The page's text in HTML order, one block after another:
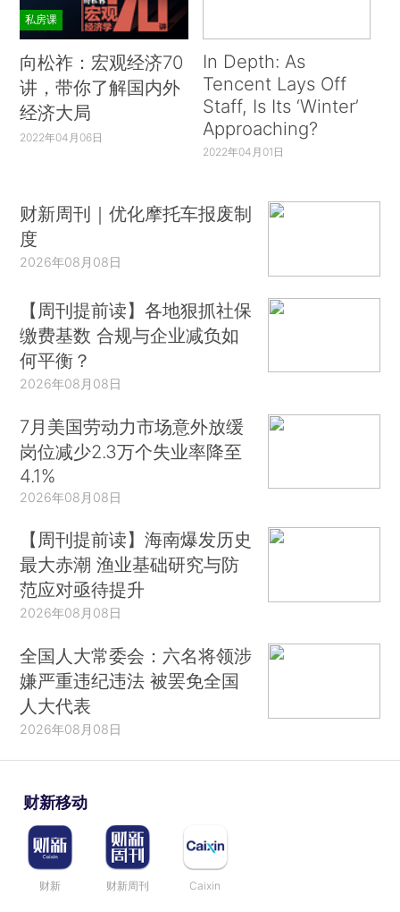
私房课
向松祚：宏观经济70
讲，带你了解国内外
经济大局
2022年04月06日
In Depth: As
Tencent Lays Off
Staff, Is Its ‘Winter’
Approaching?
2022年04月01日
财新周刊｜优化摩托车报废制
度
2026年08月08日
【周刊提前读】各地狠抓社保
缴费基数 合规与企业减负如
何平衡？
2026年08月08日
7月美国劳动力市场意外放缓
岗位减少2.3万个失业率降至
4.1%
2026年08月08日
【周刊提前读】海南爆发历史
最大赤潮 渔业基础研究与防
范应对亟待提升
2026年08月08日
全国人大常委会：六名将领涉
嫌严重违纪违法 被罢免全国
人大代表
2026年08月08日
财新移动
财新 财新周刊 Caixin